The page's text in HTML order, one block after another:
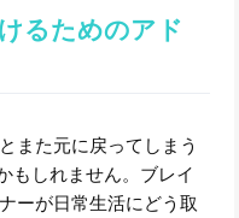
るためのアド
また元に戻ってしまう
もしれません。ブレイ
ーが日常生活にどう取